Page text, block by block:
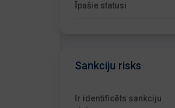
Īpašie statusi
Sankciju risks
Ir identificēts sankciju